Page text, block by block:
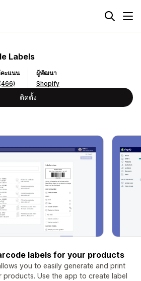
Labels
คะแนน
ผู้พัฒนา
Shopify
ติดตั้ง
labels for your products
you to easily generate and print
Use the app to create label